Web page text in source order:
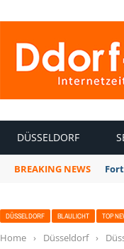
DÜSSELDORF
BREAKING NEWS
DÜSSELDORF BLAULICHT TOP
Home › Düsseldorf ›